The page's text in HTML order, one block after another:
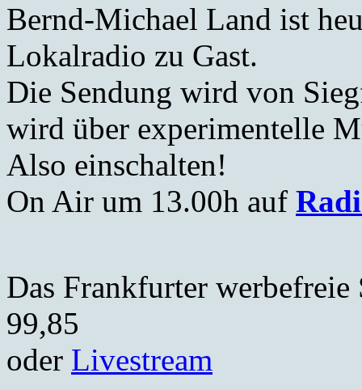
Bernd-Michael Land ist
Lokalradio zu Gast.
Die Sendung wird von
wird über experimentelle
Also einschalten!
On Air um 13.00h auf
Das Frankfurter
99,85
oder Livestream